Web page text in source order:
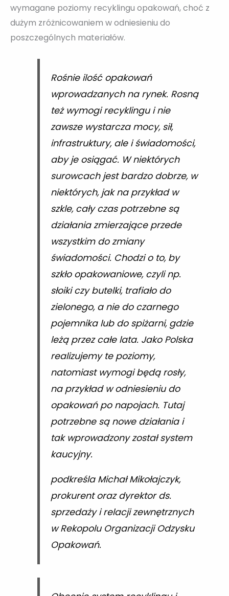
wymagane poziomy recyklingu opakowań, choć z
dużym zróżnicowaniem w odniesieniu do
poszczególnych materiałów.
Rośnie ilość opakowań
wprowadzanych na rynek. Rosną
też wymogi recyklingu i nie
zawsze wystarcza mocy, sił,
infrastruktury, ale i świadomości,
aby je osiągać. W niektórych
surowcach jest bardzo dobrze, w
niektórych, jak na przykład w
szkle, cały czas potrzebne są
działania zmierzające przede
wszystkim do zmiany
świadomości. Chodzi o to, by
szkło opakowaniowe, czyli np.
słoiki czy butelki, trafiało do
zielonego, a nie do czarnego
pojemnika lub do spiżarni, gdzie
leżą przez całe lata. Jako Polska
realizujemy te poziomy,
natomiast wymogi będą rosły,
na przykład w odniesieniu do
opakowań po napojach. Tutaj
potrzebne są nowe działania i
tak wprowadzony został system
kaucyjny.
podkreśla Michał Mikołajczyk,
prokurent oraz dyrektor ds.
sprzedaży i relacji zewnętrznych
w Rekopolu Organizacji Odzysku
Opakowań.